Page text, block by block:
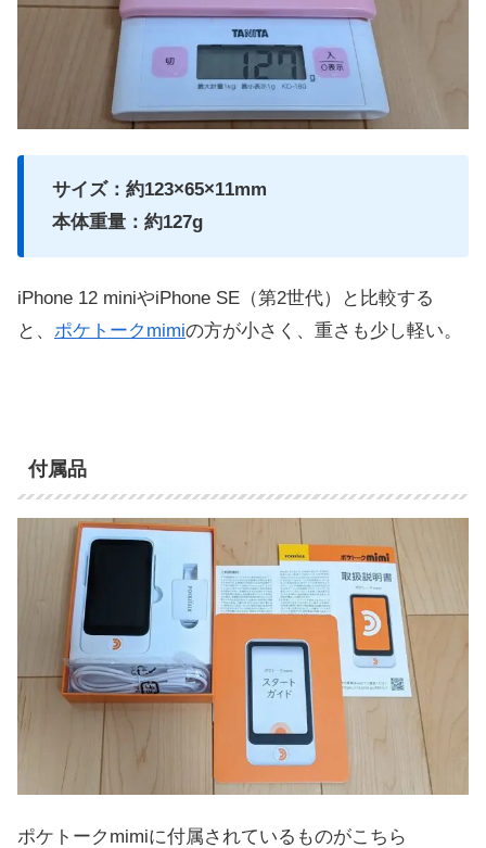
サイズ：約123×65×11mm
本体重量：約127g
iPhone 12 miniやiPhone SE（第2世代）と比較する
と、 ポケトークmimiの方が小さく、重さも少し軽い。
付属品
ポケトークmimiに付属されているものがこちら